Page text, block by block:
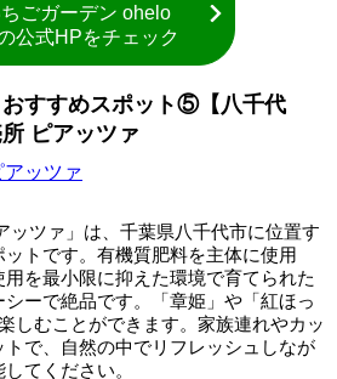
ちごガーデン ohelo
公式HPをチェック
すすめスポット⑤【八千代
ピアッツァ
ッツァ」は、千葉県八千代市に位置す
トです。有機質肥料を主体に使用
を最小限に抑えた環境で育てられた
ーで絶品です。「章姫」や「紅ほっ
しむことができます。家族連れやカッ
で、自然の中でリフレッシュしなが
てください。